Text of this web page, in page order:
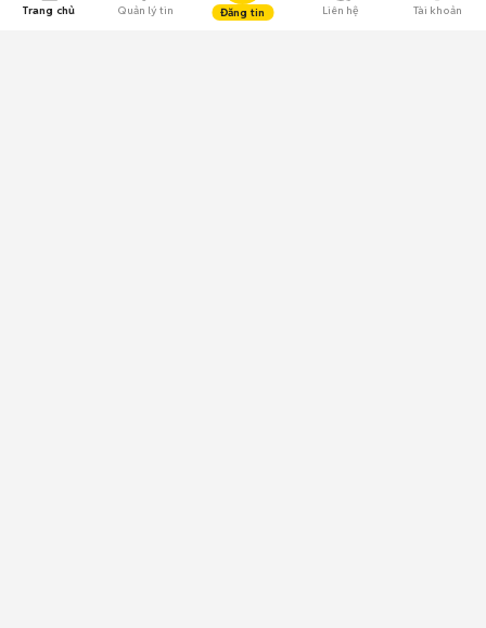
Trang chủ Quản lý tin Đăng tin Liên hệ Tài khoản